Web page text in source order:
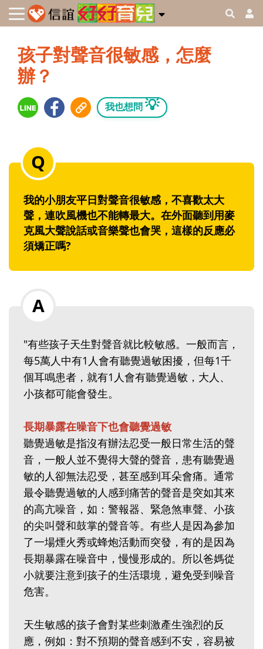
孩子對聲音很敏感，怎麼
辦？
我也想問 💡
我的小朋友平日對聲音很敏感，不喜歡太大
聲，連吹風機也不能轉最大。在外面聽到用麥
克風大聲說話或音樂聲也會哭，這樣的反應必
須矯正嗎?
"有些孩子天生對聲音就比較敏感。一般而言，
每5萬人中有1人會有聽覺過敏困擾，但每1千
個耳鳴患者，就有1人會有聽覺過敏，大人、
小孩都可能會發生。
長期暴露在噪音下也會聽覺過敏
聽覺過敏是指沒有辦法忍受一般日常生活的聲
音，一般人並不覺得大聲的聲音，患有聽覺過
敏的人卻無法忍受，甚至感到耳朵會痛。通常
最令聽覺過敏的人感到痛苦的聲音是突如其來
的高亢噪音，如：警報器、緊急煞車聲、小孩
的尖叫聲和鼓掌的聲音等。有些人是因為參加
了一場煙火秀或蜂炮活動而突發，有的是因為
長期暴露在噪音中，慢慢形成的。所以爸媽從
小就要注意到孩子的生活環境，避免受到噪音
危害。
天生敏感的孩子會對某些刺激產生強烈的反
應，例如：對不預期的聲音感到不安，容易被